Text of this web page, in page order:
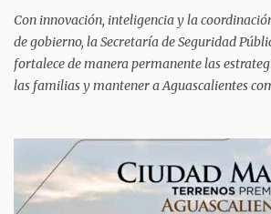
nivel global.
Con innovación, inteligencia y la
de gobierno, la Secretaría de Seguridad
fortalece de manera permanente las
las familias y mantener a Aguascalientes
aérea, brindar apoyo táctico a los operativos
realizar traslados aeromédicos y participar
órganos, fortaleciendo la capacidad de